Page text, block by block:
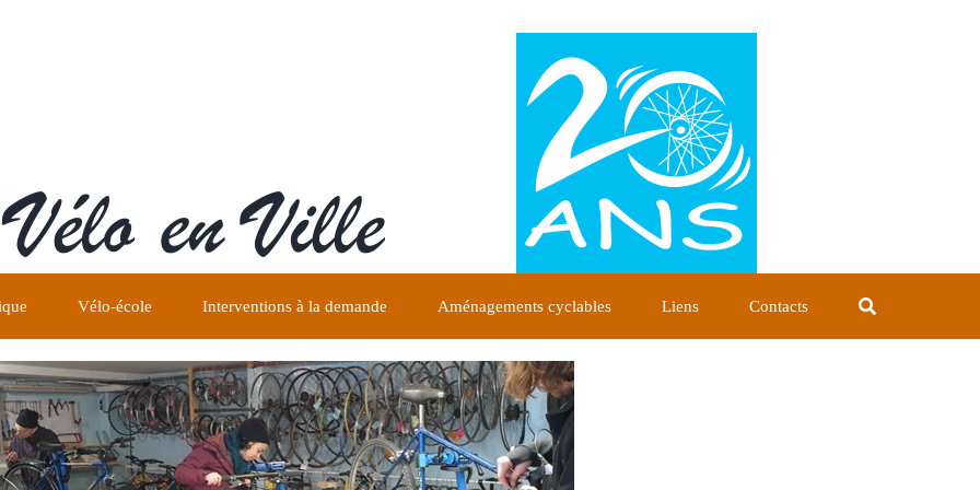
Vélo-école Interventions à la demande Aménagements cyclables Liens Contacts